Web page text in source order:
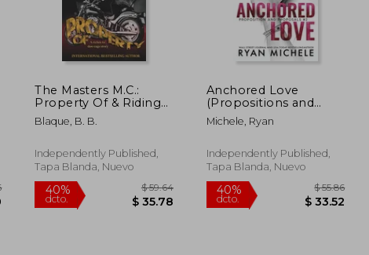
$ 38.20
$ 21.01
45%
dcto.
$ 55.52
$ 30.53
40%
The Masters M.C.:
Property Of & Riding
Into Heaven
(Prequel/Origin story)
Blaque, B. B.
Independently Published,
Tapa Blanda, Nuevo
Anchored Love
(Propositions and
Proposals #2): A Fake
Boyfriend Romance
Michele, Ryan
Independently Published,
Tapa Blanda, Nuevo